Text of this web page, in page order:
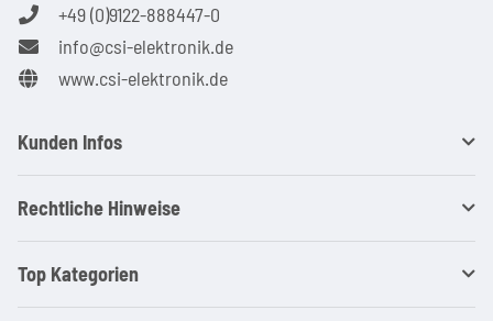
+49 (0)9122-888447-0
info@csi-elektronik.de
www.csi-elektronik.de
Kunden Infos
Rechtliche Hinweise
Top Kategorien